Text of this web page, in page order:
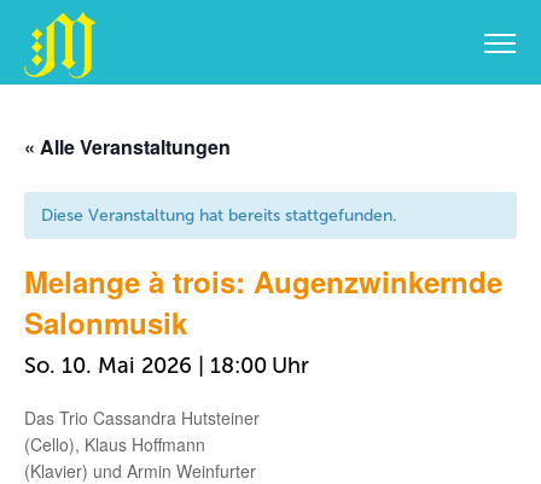
springen
« Alle Veranstaltungen
Diese Veranstaltung hat bereits stattgefunden.
Melange à trois: Augenzwinkernde
Salonmusik
So. 10. Mai 2026 | 18:00
Das Trio Cassandra Hutsteiner
(Cello), Klaus Hoffmann
(Klavier) und Armin Weinfurter